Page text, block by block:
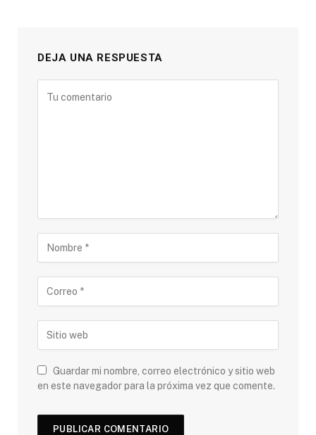
DEJA UNA RESPUESTA
Guardar mi nombre, correo electrónico y sitio web
en este navegador para la próxima vez que comente.